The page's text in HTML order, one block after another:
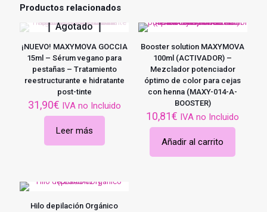
Productos relacionados
Agotado
¡NUEVO! MAXYMOVA GOCCIA
15ml – Sérum vegano para
pestañas – Tratamiento
reestructurante e hidratante
post-tinte
31,90€ IVA no Incluido
Leer más
Booster solution MAXYMOVA
100ml (ACTIVADOR) –
Mezclador potenciador
óptimo de color para cejas
con henna (MAXY-014-A-
BOOSTER)
10,81€ IVA no Incluido
Añadir al carrito
Hilo depilación Orgánico